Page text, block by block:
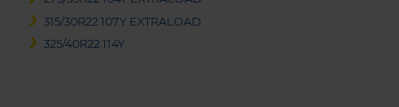
315/30R22 107Y EXTRALOAD
325/40R22 114Y